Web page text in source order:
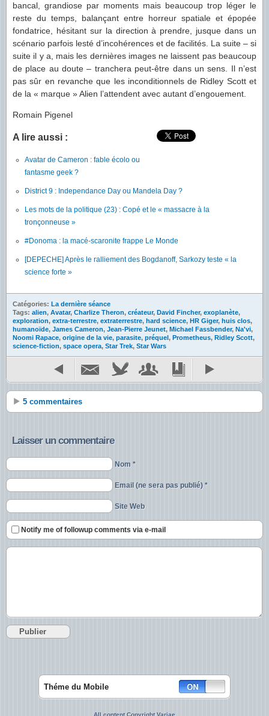
bancal, grandiose par moments mais beaucoup trop léger le
reste du temps, balançant entre horreur spatiale et épopée
fondatrice, hésitant sur la direction à prendre, jusque dans un
scénario parfois lesté d’incohérences et de facilités. La suite – si
suite il y a, mais les dernières images ne laissent pas beaucoup
de place au doute – tranchera peut-être dans un sens. Il n’est
pas sûr en revanche que les inconditionnels de Ridley Scott et
de la « marque » Alien l’attendent avec autant d’engouement.
Romain Pigenel
A lire aussi :
Avatar de Cameron : fable écolo ou
fantasme geek ?
District 9 : Independance Day ou Mandela Day ?
Les mots de la politique (23) : Copé et le « massacre à la
tronçonneuse »
#Donoma : la macé-scaronite frappe Le Monde
[DEPECHE] Après le ralliement des Bogdanoff, Sarkozy teste « la
science forte »
Catégories: La dernière séance
Tags: alien, Avatar, Charlize Theron, créateur, David Fincher, exoplanète,
exploration, extra-terrestre, extraterrestre, hard science, HR Giger, huis clos,
humanoïde, James Cameron, Jean-Pierre Jeunet, Michael Fassbender, Na'vi,
Noomi Rapace, origine de la vie, parasite, préquel, Prometheus, Ridley Scott,
science-fiction, space opera, Star Trek, Star Wars
5 commentaires
Laisser un commentaire
Nom *
Email (ne sera pas publié) *
Site Web
Notify me of followup comments via e-mail
Théme du Mobile
All content Copyright Variae